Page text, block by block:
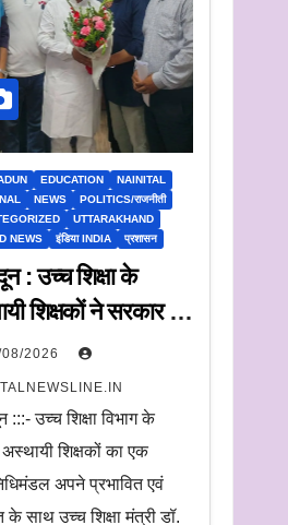
EDUCATION
NAINITAL
NEWS
POLITICS/राजनीती
UTTARAKHAND
NEWS
इंडिया INDIA प्रशासन
: उच्च शिक्षा के
शिक्षकों ने सरकार से
ठोस फैसला
2026
:::- उच्च शिक्षा विभाग के
अस्थायी शिक्षकों का एक
अपने प्रभावित एवं
के साथ उच्च शिक्षा मंत्री डॉ.